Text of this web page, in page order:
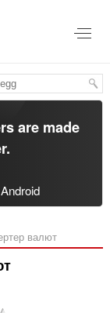
are made
.
валют‎